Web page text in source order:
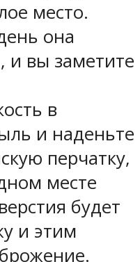
место.
она
и вы заметите
в
и наденьте
перчатку,
месте
будет
и этим